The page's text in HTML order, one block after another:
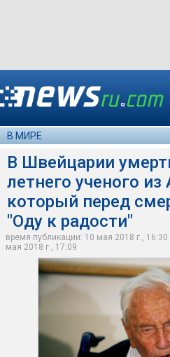
В МИРЕ
В Швейцарии
летнего ученого из
который перед
"Оду к радости"
время публикации: 10 мая 2018 г.,
мая 2018 г., 17:09